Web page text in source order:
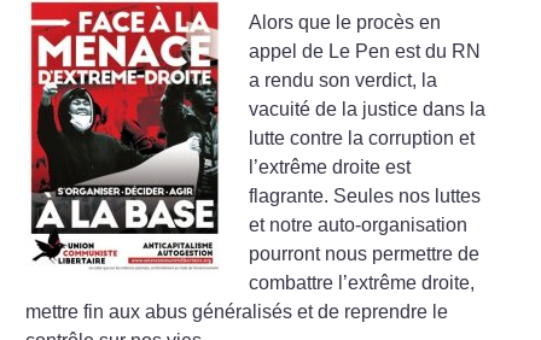
Alors que le procès en
appel de Le Pen est du RN
a rendu son verdict, la
vacuité de la justice dans la
lutte contre la corruption et
l’extrême droite est
flagrante. Seules nos luttes
et notre auto-organisation
pourront nous permettre de
combattre l’extrême droite,
mettre fin aux abus généralisés et de reprendre le